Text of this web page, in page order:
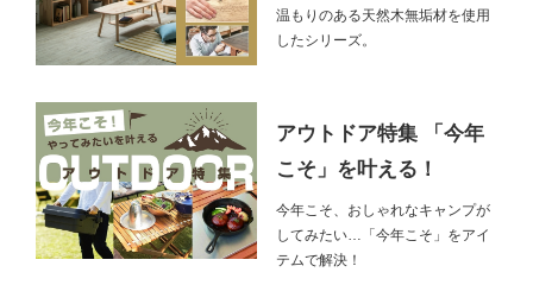
温もりのある天然木無垢材を使用
したシリーズ。
アウトドア特集 「今年
こそ」を叶える！
今年こそ、おしゃれなキャンプが
してみたい…「今年こそ」をアイ
テムで解決！